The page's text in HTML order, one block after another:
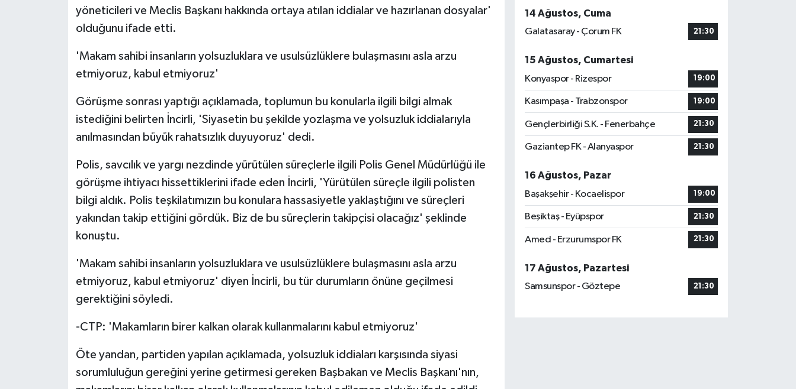
yöneticileri ve Meclis Başkanı hakkında ortaya atılan iddialar ve hazırlanan dosyalar'
olduğunu ifade etti.
'Makam sahibi insanların yolsuzluklara ve usulsüzlüklere bulaşmasını asla arzu
etmiyoruz, kabul etmiyoruz'
Görüşme sonrası yaptığı açıklamada, toplumun bu konularla ilgili bilgi almak
istediğini belirten İncirli, 'Siyasetin bu şekilde yozlaşma ve yolsuzluk iddialarıyla
anılmasından büyük rahatsızlık duyuyoruz' dedi.
Polis, savcılık ve yargı nezdinde yürütülen süreçlerle ilgili Polis Genel Müdürlüğü ile
görüşme ihtiyacı hissettiklerini ifade eden İncirli, 'Yürütülen süreçle ilgili polisten
bilgi aldık. Polis teşkilatımızın bu konulara hassasiyetle yaklaştığını ve süreçleri
yakından takip ettiğini gördük. Biz de bu süreçlerin takipçisi olacağız' şeklinde
konuştu.
'Makam sahibi insanların yolsuzluklara ve usulsüzlüklere bulaşmasını asla arzu
etmiyoruz, kabul etmiyoruz' diyen İncirli, bu tür durumların önüne geçilmesi
gerektiğini söyledi.
-CTP: 'Makamların birer kalkan olarak kullanmalarını kabul etmiyoruz'
Öte yandan, partiden yapılan açıklamada, yolsuzluk iddiaları karşısında siyasi
sorumluluğun gereğini yerine getirmesi gereken Başbakan ve Meclis Başkanı'nın,
14 Ağustos, Cuma
Galatasaray - Çorum FK
21:30
15 Ağustos, Cumartesi
Konyaspor - Rizespor
19:00
Kasımpaşa - Trabzonspor 19:00
Gençlerbirliği S.K. - Fenerbahçe 21:30
Gaziantep FK - Alanyaspor 21:30
16 Ağustos, Pazar
Başakşehir - Kocaelispor
19:00
Beşiktaş - Eyüpspor 21:30
Amed - Erzurumspor FK 21:30
17 Ağustos, Pazartesi
Samsunspor - Göztepe
21:30